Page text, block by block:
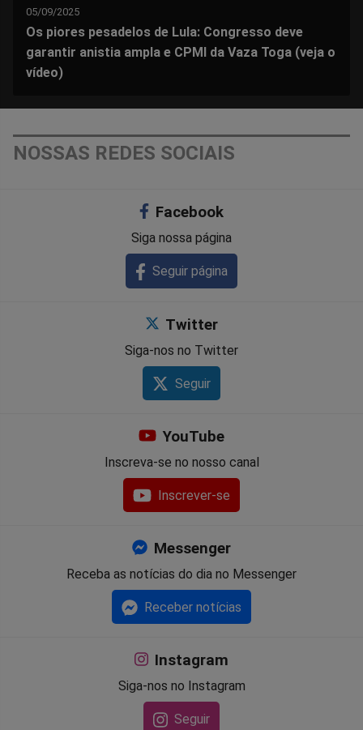
05/09/2025
Os piores pesadelos de Lula: Congresso deve
garantir anistia ampla e CPMI da Vaza Toga (veja o
vídeo)
NOSSAS REDES SOCIAIS
Facebook
Siga nossa página
Seguir página
Twitter
Siga-nos no Twitter
Seguir
YouTube
Inscreva-se no nosso canal
Inscrever-se
Messenger
Receba as notícias do dia no Messenger
Receber notícias
Instagram
Siga-nos no Instagram
Seguir